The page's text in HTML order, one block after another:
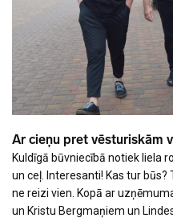
Ar cieņu pret vēsturiskām
Kuldīgā būvniecībā notiek liela
un ceļ. Interesanti! Kas tur
ne reizi vien. Kopā ar
un Kristu Bergmaņiem un